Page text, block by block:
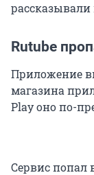
рассказывали
Rutube
Приложение
магазина
Play оно по-
Сервис попал